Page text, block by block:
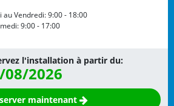
au Vendredi:9:00 - 18:00
9:00 - 17:00
l'installation à partir du:
08/2026
maintenant